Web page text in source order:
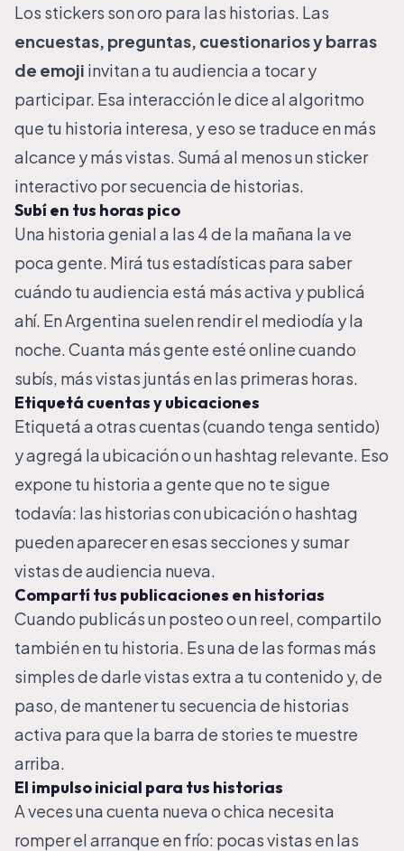
Los stickers son oro para las historias. Las
encuestas, preguntas, cuestionarios y barras
de emoji invitan a tu audiencia a tocar y
participar. Esa interacción le dice al algoritmo
que tu historia interesa, y eso se traduce en más
alcance y más vistas. Sumá al menos un sticker
interactivo por secuencia de historias.
Subí en tus horas pico
Una historia genial a las 4 de la mañana la ve
poca gente. Mirá tus estadísticas para saber
cuándo tu audiencia está más activa y publicá
ahí. En Argentina suelen rendir el mediodía y la
noche. Cuanta más gente esté online cuando
subís, más vistas juntás en las primeras horas.
Etiquetá cuentas y ubicaciones
Etiquetá a otras cuentas (cuando tenga sentido)
y agregá la ubicación o un hashtag relevante. Eso
expone tu historia a gente que no te sigue
todavía: las historias con ubicación o hashtag
pueden aparecer en esas secciones y sumar
vistas de audiencia nueva.
Compartí tus publicaciones en historias
Cuando publicás un posteo o un reel, compartilo
también en tu historia. Es una de las formas más
simples de darle vistas extra a tu contenido y, de
paso, de mantener tu secuencia de historias
activa para que la barra de stories te muestre
arriba.
El impulso inicial para tus historias
A veces una cuenta nueva o chica necesita
romper el arranque en frío: pocas vistas en las